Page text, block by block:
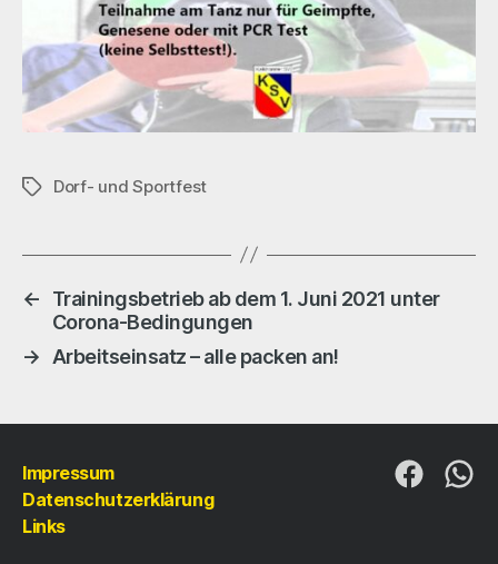
Schlagwörter
Dorf- und Sportfest
←
Trainingsbetrieb ab dem 1. Juni 2021 unter
Corona-Bedingungen
→
Arbeitseinsatz – alle packen an!
Impressum
Datenschutzerklärung
Links
Folge